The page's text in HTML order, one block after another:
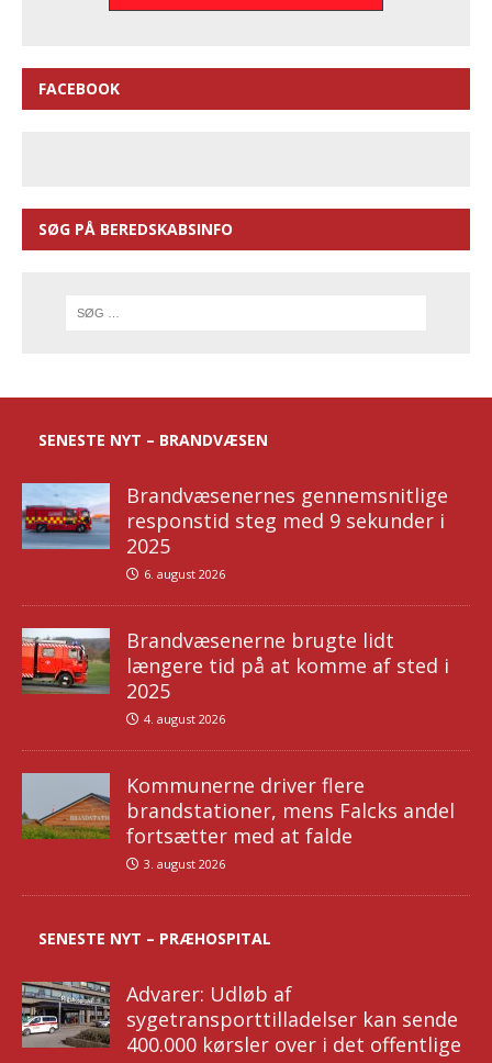
FACEBOOK
SØG PÅ BEREDSKABSINFO
SENESTE NYT – BRANDVÆSEN
Brandvæsenernes gennemsnitlige
responstid steg med 9 sekunder i
2025
6. august 2026
Brandvæsenerne brugte lidt
længere tid på at komme af sted i
2025
4. august 2026
Kommunerne driver flere
brandstationer, mens Falcks andel
fortsætter med at falde
3. august 2026
SENESTE NYT – PRÆHOSPITAL
Advarer: Udløb af
sygetransporttilladelser kan sende
400.000 kørsler over i det offentlige